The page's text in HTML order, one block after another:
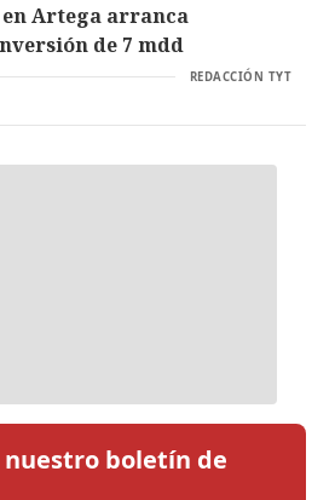
Artega arranca
de 7 mdd
REDACCIÓN TYT
nuestro boletín de